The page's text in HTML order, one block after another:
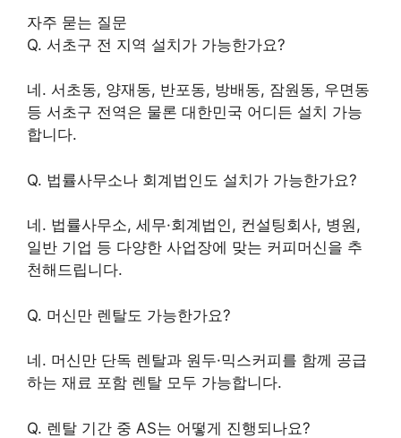
자주 묻는 질문
Q. 서초구 전 지역 설치가 가능한가요?
네. 서초동, 양재동, 반포동, 방배동, 잠원동, 우면동
등 서초구 전역은 물론 대한민국 어디든 설치 가능
합니다.
Q. 법률사무소나 회계법인도 설치가 가능한가요?
네. 법률사무소, 세무·회계법인, 컨설팅회사, 병원,
일반 기업 등 다양한 사업장에 맞는 커피머신을 추
천해드립니다.
Q. 머신만 렌탈도 가능한가요?
네. 머신만 단독 렌탈과 원두·믹스커피를 함께 공급
하는 재료 포함 렌탈 모두 가능합니다.
Q. 렌탈 기간 중 AS는 어떻게 진행되나요?